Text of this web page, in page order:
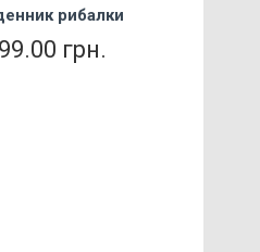
Spod Mix (відро) - 3
грн.
рибалки
грн.